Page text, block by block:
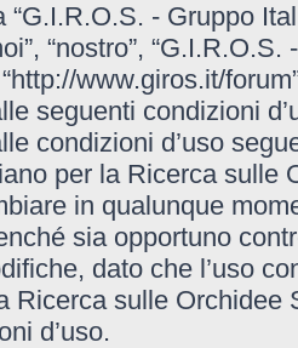
“G.I.R.O.S. - Gruppo
“nostro”,
www.giros.it/
seguenti condizioni
condizioni d’uso
per la Ricerca sulle
in qualunque
sia opportuno
dato che l’uso
Ricerca sulle Orchidee
d’uso.